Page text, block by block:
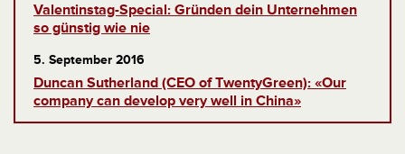
Valentinstag-Special: Gründen dein Unternehmen
so günstig wie nie
5. September 2016
Duncan Sutherland (CEO of TwentyGreen): «Our
company can develop very well in China»